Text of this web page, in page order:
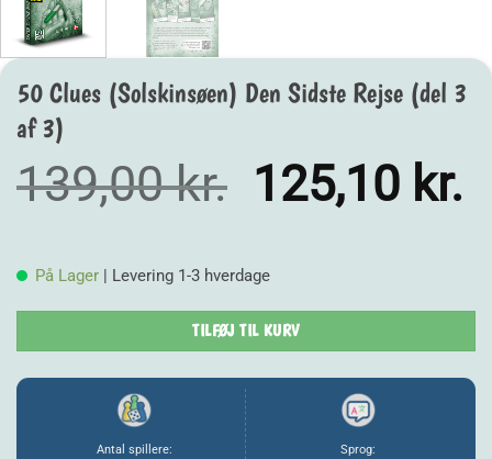
50 Clues (Solskinsøen) Den Sidste Rejse (del 3
af 3)
139,00kr. Den
oprindelige
pris
var:
139,00 kr..
125,10 kr.
På Lager | Levering 1-3 hverdage
TILFØJ TIL KURV
Antal spillere: Sprog: